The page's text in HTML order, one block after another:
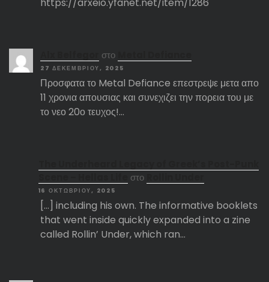
https://arxeio.yfanet.net/item/1286
στο
27 ΔΕΚΕΜΒΡΊΟΥ, 2025
Προσφατα το Metal Defiance επεστρεψε μετα απο
11 χρονια απουσιας και συνεχιζει την πορεια του με
το νεο 20ο τευχος!…
στο
16 ΟΚΤΩΒΡΊΟΥ, 2025
[…] including his own. The informative booklets
that went inside quickly expanded into a zine
called Rollin’ Under, which ran…